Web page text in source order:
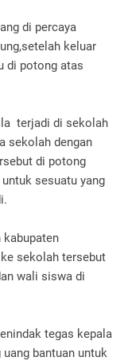
di percaya
keluar
di potong atas
terjadi di sekolah
sekolah dengan
di potong
sesuatu yang
kabupaten
sekolah tersebut
wali siswa di
tegas kepala
bantuan untuk